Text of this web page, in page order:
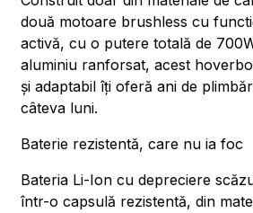
două motoare brushless cu
activă, cu o putere totală de
aluminiu ranforsat, acest
și adaptabil îți oferă ani de
câteva luni.
Baterie rezistentă, care nu ia foc
Bateria Li-Ion cu depreciere
într-o capsulă rezistentă, din